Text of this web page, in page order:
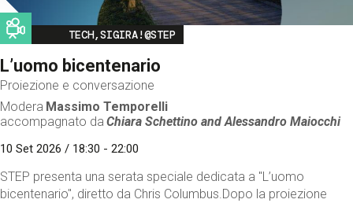
Image
TECH,SIGIRA!@STEP
L’uomo bicentenario
Proiezione e conversazione
Modera Massimo Temporelli
accompagnato da Chiara Schettino andAlessandro Maiocchi
10 Set 2026 / 18:30 - 22:00
STEP presenta una serata speciale dedicata a "L’uomo
bicentenario", diretto da Chris Columbus.Dopo la proiezione